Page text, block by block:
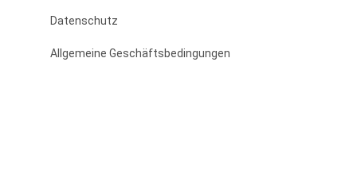
Datenschutz
Allgemeine Geschäftsbedingungen